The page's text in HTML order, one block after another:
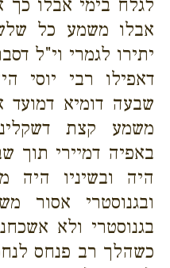
לגלח בימי אבלו כך
אבלו משמע כל
יתירו לגמרי וי"ל
דאפילו רבי יוסי
שבעה דומיא
משמע קצת
באפיה דמיירי תוך
היה ובשיניו היה
ובגנוסטרי אסור
בגנוסטרי ולא
כשהלך רב פנחס